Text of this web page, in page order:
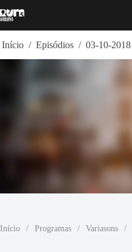
para
Início / Episódios / 03-10-2018
Início / Programas / Variasons /